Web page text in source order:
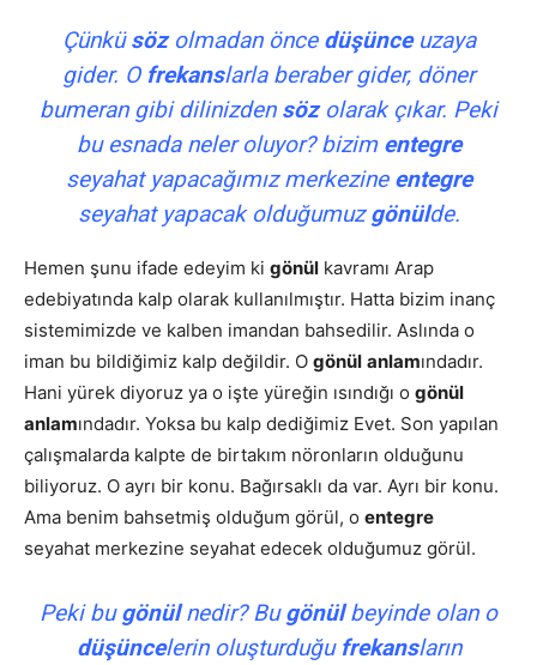
Çünküsöz olmadan önce düşünceuzaya
gider. O frekanslarla beraber gider, döner
bumeran gibi dilinizden sözolarak çıkar. Peki
bu esnada neler oluyor? bizim entegre
seyahat yapacağımız merkezine entegre
seyahat yapacak olduğumuzgönülde.
Hemen şunu ifade edeyim ki gönül kavramı Arap
edebiyatında kalp olarak kullanılmıştır. Hatta bizim inanç
sistemimizde ve kalben imandan bahsedilir. Aslında o
iman bu bildiğimiz kalp değildir. O gönül anlamındadır.
Hani yürek diyoruz ya o işte yüreğin ısındığı o gönül
anlamındadır. Yoksa bu kalp dediğimiz Evet. Son yapılan
çalışmalarda kalpte de birtakım nöronların olduğunu
biliyoruz. O ayrı bir konu. Bağırsaklı da var. Ayrı bir konu.
Ama benim bahsetmiş olduğum görül, o entegre
seyahat merkezine seyahat edecek olduğumuz görül.
Peki bugönülnedir? Bugönülbeyinde olan o
düşüncelerin oluşturduğufrekansların